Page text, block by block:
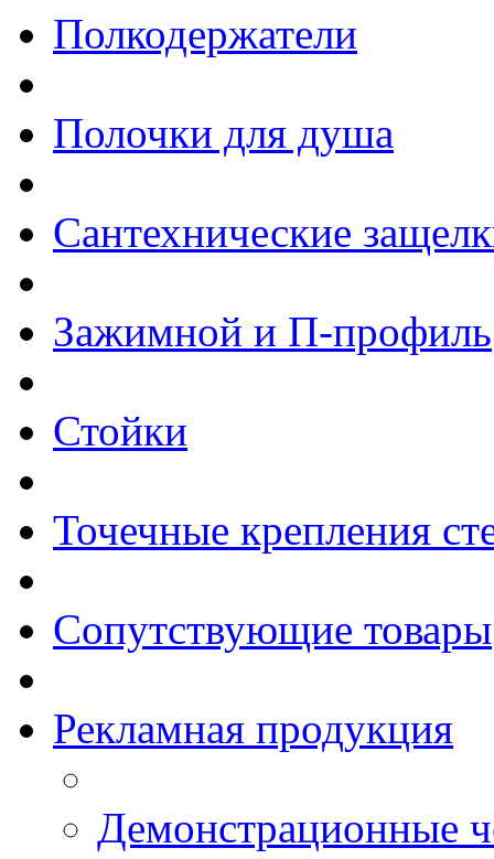
Полкодержатели
Полочки для душа
Сантехнические
Зажимной и П-профиль
Стойки
Точечные крепления
Сопутствующие товары
Рекламная продукция
Демонстрационные